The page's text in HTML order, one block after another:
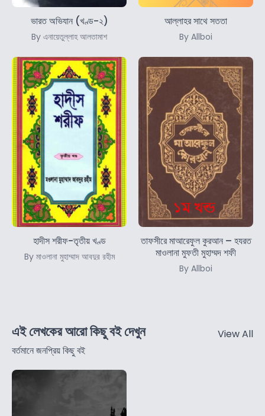
ভারত অভিযান (খণ্ড-২)
By এনায়েতুল্লাহ আলতামাশ
আল্লাহর সাথে সততা
By Allboi
হাদীস শরীফ-তৃতীয় খণ্ড
By মাওলানা মুহাম্মাদ আবদুর রহীম
তাফসীরে মাআরেফুল কুরআন – হযরত
মাওলানা মুফতী মুহাম্মদ শফী
By Allboi
এই লেখকের আরো কিছু বই দেখুন
বর্তমানে জনপ্রিয় কিছু বই
View All